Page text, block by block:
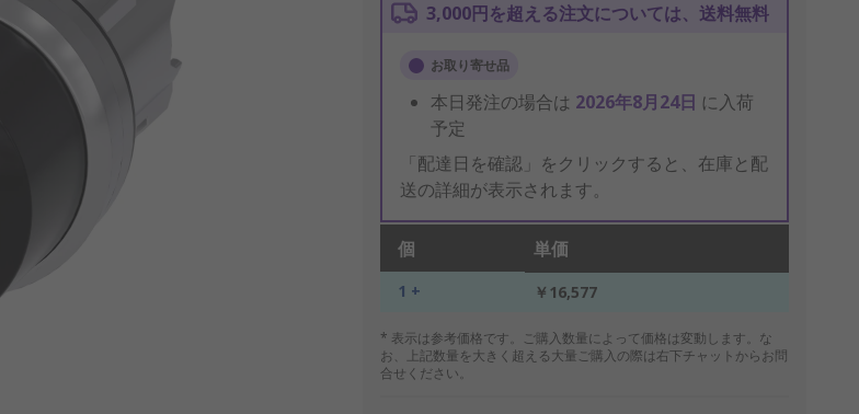
3,000円を超える注文については、送料無料
お取り寄せ品
本日発注の場合は 2026年8月24日 に入荷
予定
「配達日を確認」をクリックすると、在庫と配
送の詳細が表示されます。
個 単価
1 + ￥16,577
* 表示は参考価格です。ご購入数量によって価格は変動します。な
お、上記数量を大きく超える大量ご購入の際は右下チャットからお問
合せください。